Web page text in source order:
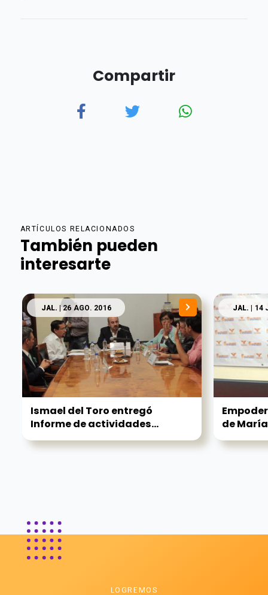
Compartir
ARTÍCULOS RELACIONADOS
También pueden
interesarte
JAL. | 26 AGO. 2016
Ismael del Toro entregó
Informe de actividades...
JAL. | 14
de
LOGREMOS